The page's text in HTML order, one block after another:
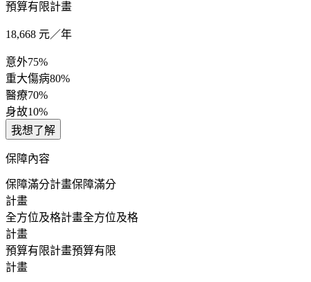
預算有限計畫
18,668 元／年
意外75%
重大傷病80%
醫療70%
身故10%
我想了解
保障內容
保障滿分計畫保障滿分
計畫
全方位及格計畫全方位及格
計畫
預算有限計畫預算有限
計畫